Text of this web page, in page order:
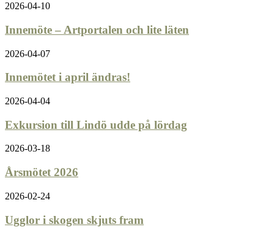
2026-04-10
Innemöte – Artportalen och lite läten
2026-04-07
Innemötet i april ändras!
2026-04-04
Exkursion till Lindö udde på lördag
2026-03-18
Årsmötet 2026
2026-02-24
Ugglor i skogen skjuts fram